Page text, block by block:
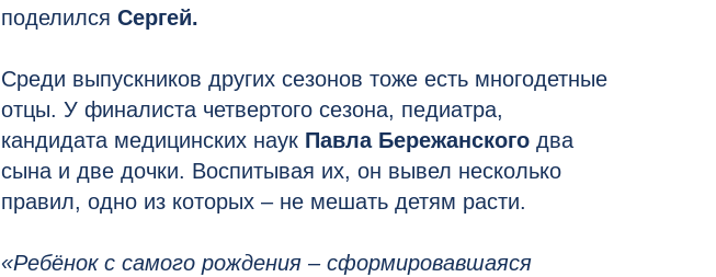
поделился Сергей.
Среди выпускников других сезонов тоже есть многодетные
отцы. У финалиста четвертого сезона, педиатра,
кандидата медицинских наук Павла Бережанского два
сына и две дочки. Воспитывая их, он вывел несколько
правил, одно из которых – не мешать детям расти.
«Ребёнок с самого рождения – сформировавшаяся